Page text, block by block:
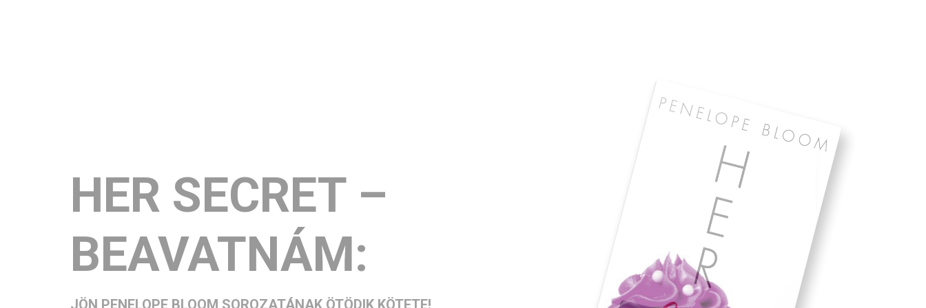
HER SECRET –
BEAVATNÁM:
JÖN PENELOPE BLOOM SOROZATÁNAK ÖTÖDIK KÖTETE!